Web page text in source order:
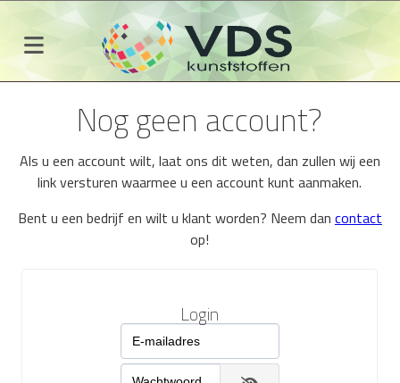
Nog geen account?
Als u een account wilt, laat ons dit weten, dan zullen wij een
link versturen waarmee u een account kunt aanmaken.
Bent u een bedrijf en wilt u klant worden? Neem dan contact
op!
Login